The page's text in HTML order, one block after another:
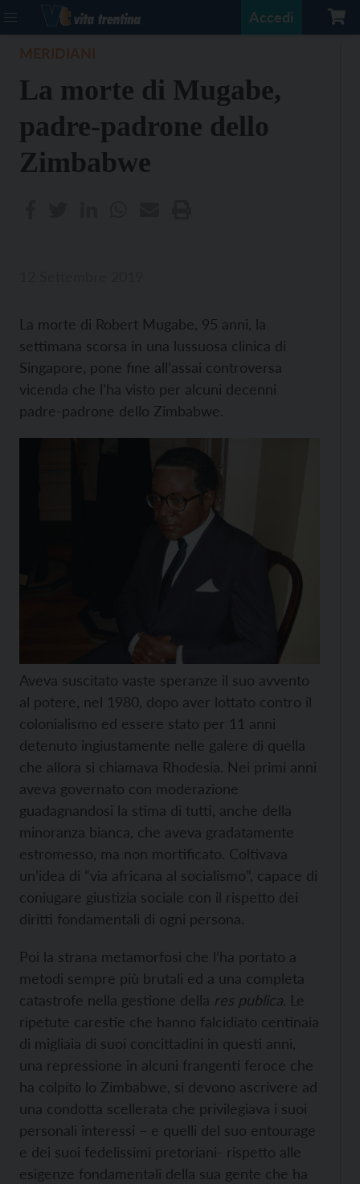
Accedi
La morte di Mugabe,
padre-padrone dello
Zimbabwe
La morte di Robert Mugabe, 95 anni, la
settimana scorsa in una lussuosa clinica di
Singapore, pone fine all’assai controversa
vicenda che l’ha visto per alcuni decenni
padre-padrone dello Zimbabwe.
Aveva suscitato vaste speranze il suo avvento
al potere, nel 1980, dopo aver lottato contro il
colonialismo ed essere stato per 11 anni
detenuto ingiustamente nelle galere di quella
che allora si chiamava Rhodesia. Nei primi anni
aveva governato con moderazione
guadagnandosi la stima di tutti, anche della
minoranza bianca, che aveva gradatamente
estromesso, ma non mortificato. Coltivava
un’idea di “via africana al socialismo”, capace di
coniugare giustizia sociale con il rispetto dei
diritti fondamentali di ogni persona.
Poi la strana metamorfosi che l’ha portato a
metodi sempre più brutali ed a una completa
catastrofe nella gestione della res publica. Le
ripetute carestie che hanno falcidiato centinaia
di migliaia di suoi concittadini in questi anni,
una repressione in alcuni frangenti feroce che
ha colpito lo Zimbabwe, si devono ascrivere ad
una condotta scellerata che privilegiava i suoi
personali interessi – e quelli del suo entourage
e dei suoi fedelissimi pretoriani- rispetto alle
esigenze fondamentali della sua gente che ha